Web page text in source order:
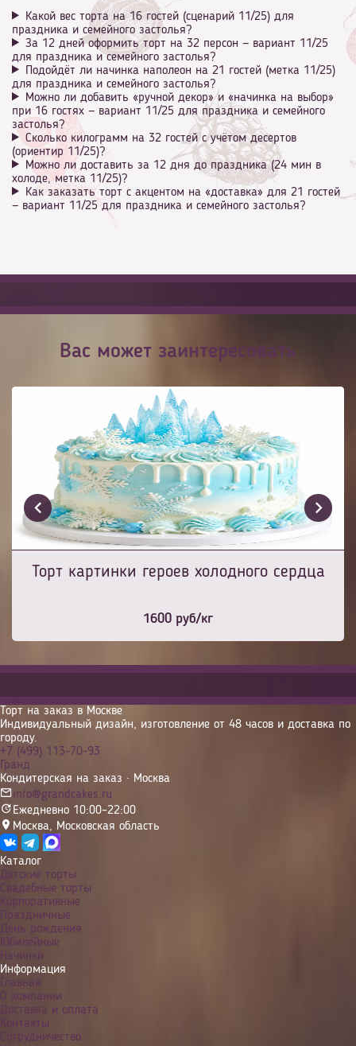
Какой вес торта на 16 гостей (сценарий 11/25) для
праздника и семейного застолья?
За 12 дней оформить торт на 32 персон — вариант 11/25
для праздника и семейного застолья?
Подойдёт ли начинка наполеон на 21 гостей (метка 11/25)
для праздника и семейного застолья?
Можно ли добавить «ручной декор» и «начинка на выбор»
при 16 гостях — вариант 11/25 для праздника и семейного
застолья?
Сколько килограмм на 32 гостей с учётом десертов
(ориентир 11/25)?
Можно ли доставить за 12 дня до праздника (24 мин в
холоде, метка 11/25)?
Как заказать торт с акцентом на «доставка» для 21 гостей
— вариант 11/25 для праздника и семейного застолья?
Вас может заинтересовать
Торт картинки героев холодного сердца
1600 руб/кг
Торт на заказ в Москве
Индивидуальный дизайн, изготовление от 48 часов и доставка по
городу.
+7 (499) 113-70-93
Гранд
Кондитерская на заказ · Москва
info@grandcakes.ru
Ежедневно 10:00–22:00
Москва, Московская область
Каталог
Детские торты
Свадебные торты
Корпоративные
Праздничные
День рождения
Юбилейные
Начинки
Информация
Главная
О компании
Доставка и оплата
Контакты
Сотрудничество